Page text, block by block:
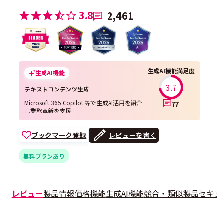
3.8 2,461
生成AI機能
テキストコンテンツ生成
Microsoft 365 Copilot 等で生成AI活用を紹介
し業務革新を支援
生成AI機能満足度
3.7
77
ブックマーク登録 レビューを書く
無料プランあり
レビュー製品情報価格機能生成AI機能競合・類似製品セキ